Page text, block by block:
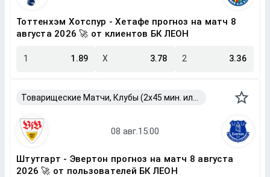
Тоттенхэм Хотспур - Хетафе прогноз на матч 8
августа 2026 🚀 от клиентов БК ЛЕОН
1 1.89 X 3.78 2 3.36
Штутгарт - Эвертон прогноз на матч 8 августа
2026 🚀 от пользователей БК ЛЕОН